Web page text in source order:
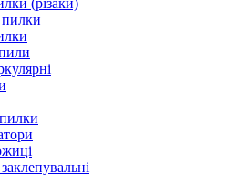
(різаки)